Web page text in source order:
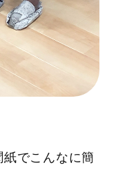
でこんなに簡